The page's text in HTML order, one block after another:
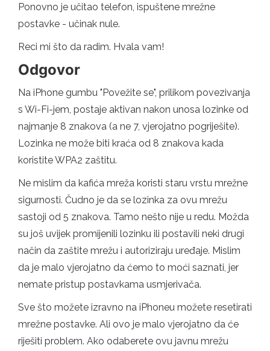
Ponovno je učitao telefon, ispuštene mrežne
postavke - učinak nule.
Reci mi što da radim. Hvala vam!
Odgovor
Na iPhone gumbu "Povežite se", prilikom povezivanja
s Wi-Fi-jem, postaje aktivan nakon unosa lozinke od
najmanje 8 znakova (a ne 7, vjerojatno pogriješite).
Lozinka ne može biti kraća od 8 znakova kada
koristite WPA2 zaštitu.
Ne mislim da kafića mreža koristi staru vrstu mrežne
sigurnosti. Čudno je da se lozinka za ovu mrežu
sastoji od 5 znakova. Tamo nešto nije u redu. Možda
su još uvijek promijenili lozinku ili postavili neki drugi
način da zaštite mrežu i autoriziraju uređaje. Mislim
da je malo vjerojatno da ćemo to moći saznati, jer
nemate pristup postavkama usmjerivača.
Sve što možete izravno na iPhoneu možete resetirati
mrežne postavke. Ali ovo je malo vjerojatno da će
riješiti problem. Ako odaberete ovu javnu mrežu